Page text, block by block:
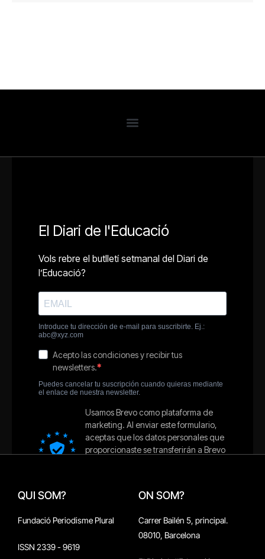
QUI SOM?
Fundació Periodisme Plural
ISSN 2339 - 9619
ON SOM?
Carrer Bailén 5, principal.
08010, Barcelona